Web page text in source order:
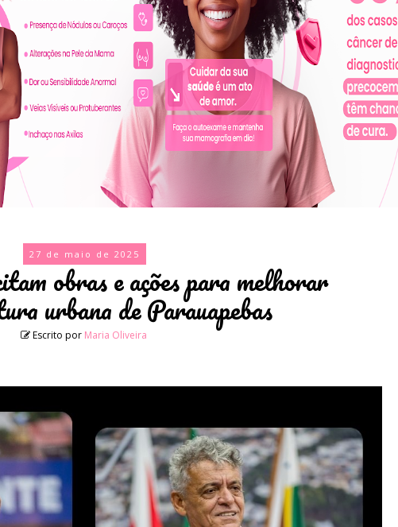
27 de maio de 2025
obras e ações para melhorar
urbana de Parauapebas
Escrito por Maria Oliveira